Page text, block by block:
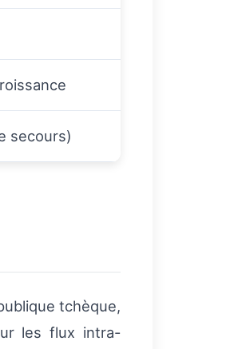
secours)
tchèque,
les flux intra-